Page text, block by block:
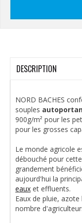
DESCRIPTION
NORD BACHES
souples
900g/m² pour les
pour les grosses
Le monde agricole
débouché pour
grandement
aujourd'hui la
eaux et effluents.
Eaux de pluie,
nombre